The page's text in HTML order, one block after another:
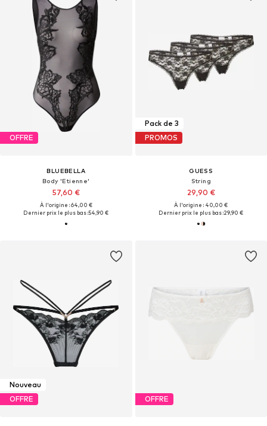
OFFRE
BLUEBELLA
Body 'Etienne'
57,60 €
À l'origine : 64,00 €
Dernier prix le plus bas :54,90 €
Pack de 3
PROMOS
GUESS
String
29,90 €
À l'origine : 40,00 €
Dernier prix le plus bas :29,90 €
Nouveau
OFFRE
OFFRE